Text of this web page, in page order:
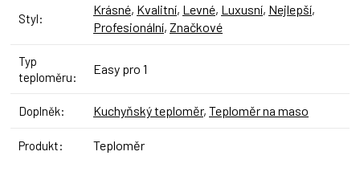
Styl:
Krásné, Kvalitní, Levné, Luxusní, Nejlepší,
Profesionální, Značkové
Typ
teploměru:
Easy pro 1
Doplněk: Kuchyňský teploměr, Teploměr na maso
Produkt: Teploměr